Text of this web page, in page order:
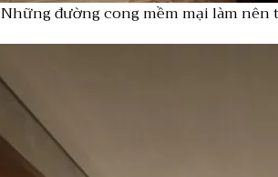
Những đường cong mềm mại làm